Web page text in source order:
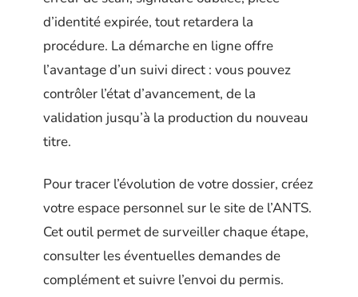
d’identité expirée, tout retardera la
procédure. La démarche en ligne offre
l’avantage d’un suivi direct : vous pouvez
contrôler l’état d’avancement, de la
validation jusqu’à la production du nouveau
titre.
Pour tracer l’évolution de votre dossier, créez
votre espace personnel sur le site de l’ANTS.
Cet outil permet de surveiller chaque étape,
consulter les éventuelles demandes de
complément et suivre l’envoi du permis.